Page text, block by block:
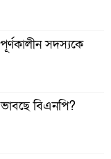
সদস্যকে
বিএনপি?